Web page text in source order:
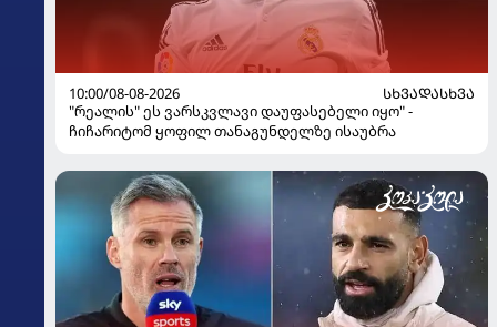
10:00/08-08-2026
ᲡᲮᲕᲐᲓᲐᲡᲮᲕᲐ
"რეალის" ეს ვარსკვლავი დაუფასებელი იყო" -
ჩიჩარიტომ ყოფილ თანაგუნდელზე ისაუბრა